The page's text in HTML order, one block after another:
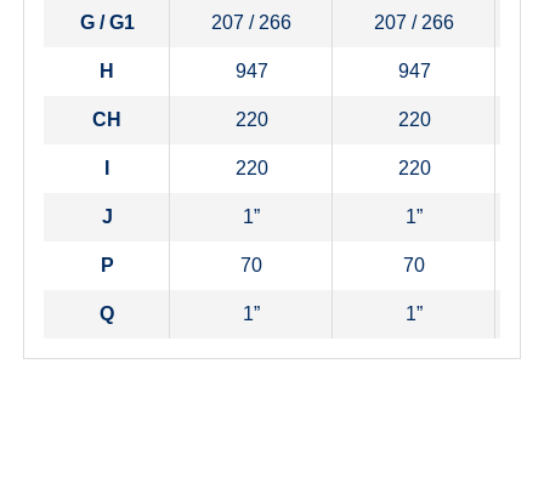
G / G1 207 / 266 207 / 266
H 947 947
CH 220 220
220 220
J 1” 1”
P 70 70
Q 1” 1”